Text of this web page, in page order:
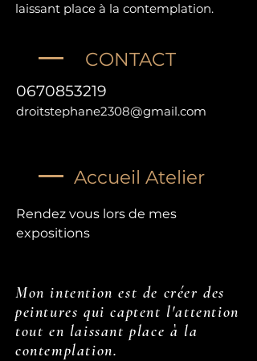
laissant place à la contemplation.
CONTACT
0670853219
droitstephane2308@gmail.com
Accueil Atelier
Rendez vous lors de mes
expositions
Mon intention est de créer des
peintures qui captent l'attention
tout en laissant place à la
contemplation.